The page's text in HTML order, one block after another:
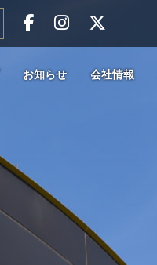
お知らせ 会社情報